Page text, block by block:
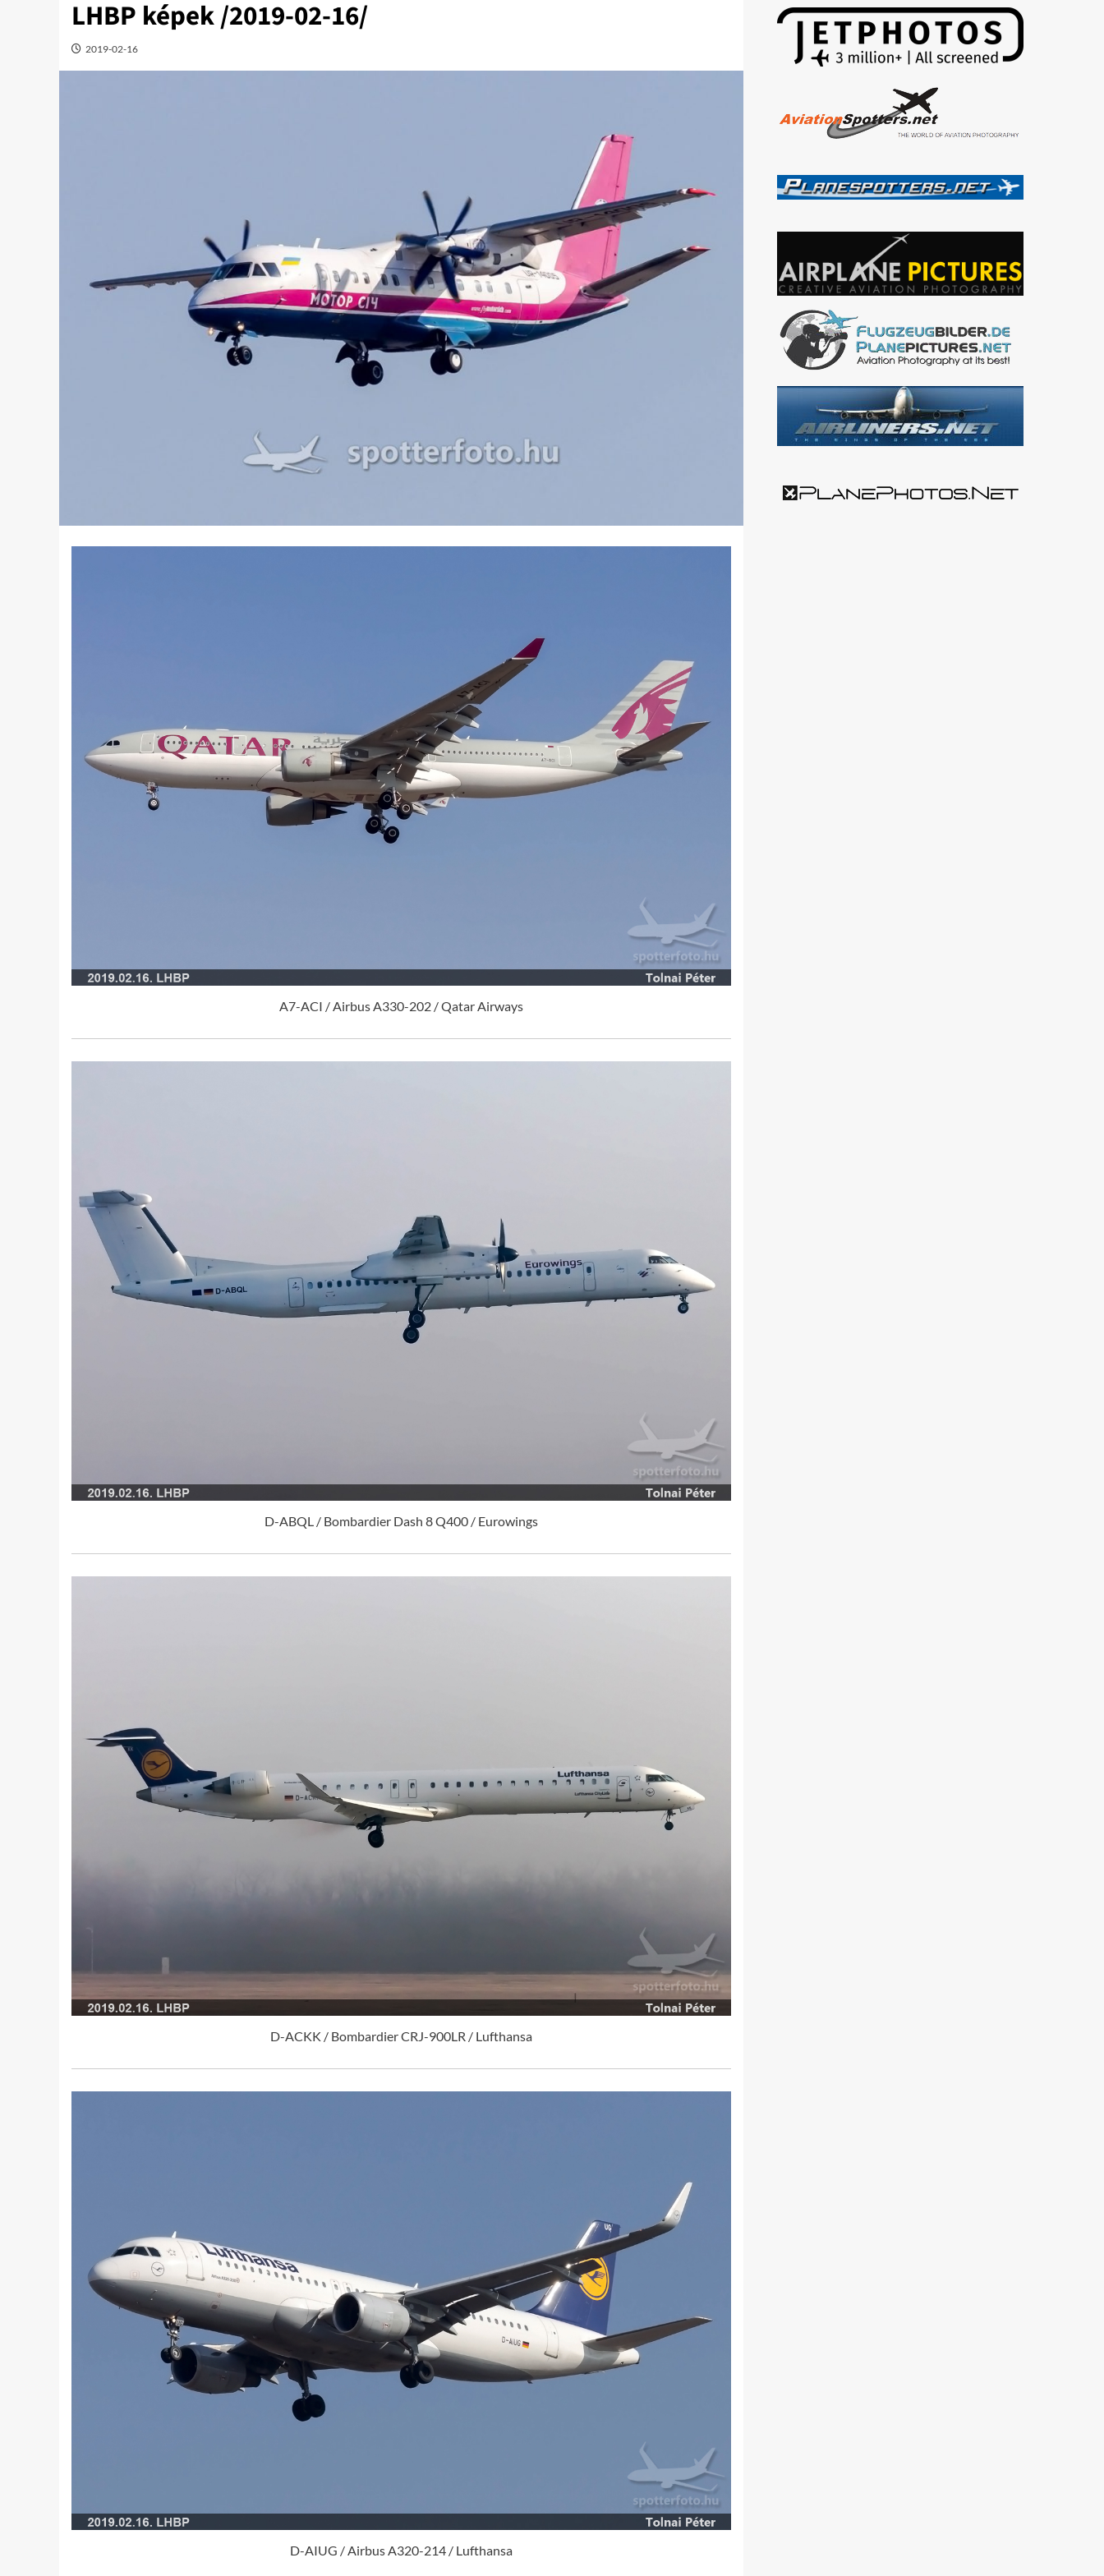
LHBP képek /2019-02-16/
2019-02-16
A7-ACI / Airbus A330-202 / Qatar Airways
D-ABQL / Bombardier Dash 8 Q400 / Eurowings
D-ACKK / Bombardier CRJ-900LR / Lufthansa
D-AIUG / Airbus A320-214 / Lufthansa